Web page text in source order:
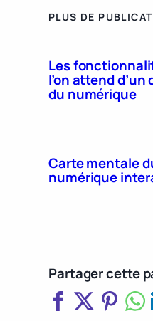
PLUS DE
Les
l’on attend
du numérique
Carte mentale
numérique
Partager cette